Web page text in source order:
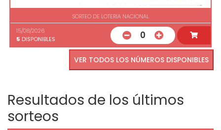
SORTEO DE LOTERIA NACIONAL
15/08/2026
5 DISPONIBLES 0
VER TODOS LOS NÚMEROS DISPONIBLES
Resultados de los últimos
sorteos